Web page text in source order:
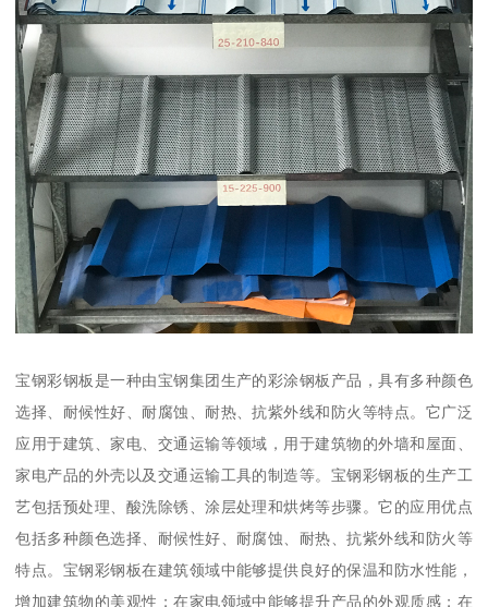
宝钢彩钢板是一种由宝钢集团生产的彩涂钢板产品，具有多种颜色
选择、耐候性好、耐腐蚀、耐热、抗紫外线和防火等特点。它广泛
应用于建筑、家电、交通运输等领域，用于建筑物的外墙和屋面、
家电产品的外壳以及交通运输工具的制造等。宝钢彩钢板的生产工
艺包括预处理、酸洗除锈、涂层处理和烘烤等步骤。它的应用优点
包括多种颜色选择、耐候性好、耐腐蚀、耐热、抗紫外线和防火等
特点。宝钢彩钢板在建筑领域中能够提供良好的保温和防水性能，
增加建筑物的美观性；在家电领域中能够提升产品的外观质感；在